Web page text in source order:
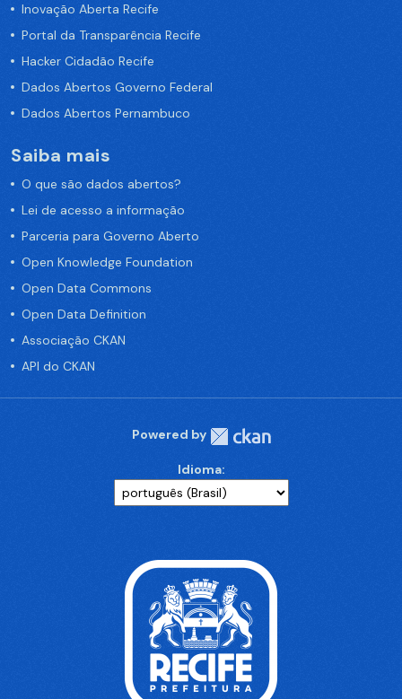
Inovação Aberta Recife
Portal da Transparência Recife
Hacker Cidadão Recife
Dados Abertos Governo Federal
Dados Abertos Pernambuco
Saiba mais
O que são dados abertos?
Lei de acesso a informação
Parceria para Governo Aberto
Open Knowledge Foundation
Open Data Commons
Open Data Definition
Associação CKAN
API do CKAN
Powered by
Idioma